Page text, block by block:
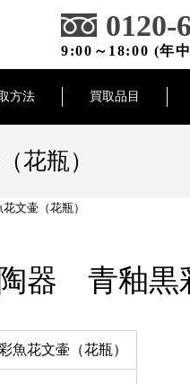
0120-
9:00～18:00 (年
方法 買取品目
花瓶）
文壷（花瓶）
器 青釉黒
花文壷（花瓶）